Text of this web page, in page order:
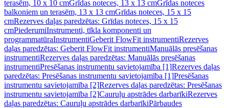
terasēm, 10 x 10 cmGrīdas noteces, 13 x 13 cmGrīdas noteces
balkoniem un terasēm, 13 x 13 cmGrīdas noteces, 15 x 15
cmRezerves daļas paredzētas: Grīdas noteces, 15 x 15
cmPiederumiInstrumenti, tīkla komponenti un
programmatūraInstrumentiGeberit FlowFit instrumentiRezerves
daļas paredzētas: Geberit FlowFit instrumentiManuālās presēšanas
instrumentiRezerves daļas paredzētas: Manuālās presēšanas
instrumentiPresēšanas instrumentu savietojamība [1]Rezerves daļas
paredzētas: Presēšanas instrumentu savietojamība [1]Presēšanas
instrumentu savietojamība [2]Rezerves daļas paredzētas: Presēšanas
instrumentu savietojamība [2]Cauruļu apstrādes darbarīkiRezerves
daļas paredzētas: Cauruļu apstrādes darbarīkiPārbaudes